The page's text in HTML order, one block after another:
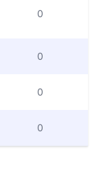
0
0
0
0